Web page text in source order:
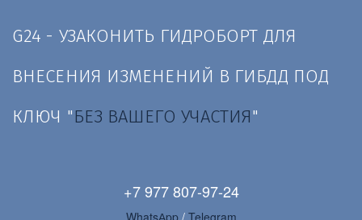
G24 - УЗАКОНИТЬ ГИДРОБОРТ ДЛЯ
ВНЕСЕНИЯ ИЗМЕНЕНИЙ В ГИБДД ПОД
КЛЮЧ "БЕЗ ВАШЕГО УЧАСТИЯ"
+7 977 807-97-24
WhatsАpp / Telegram